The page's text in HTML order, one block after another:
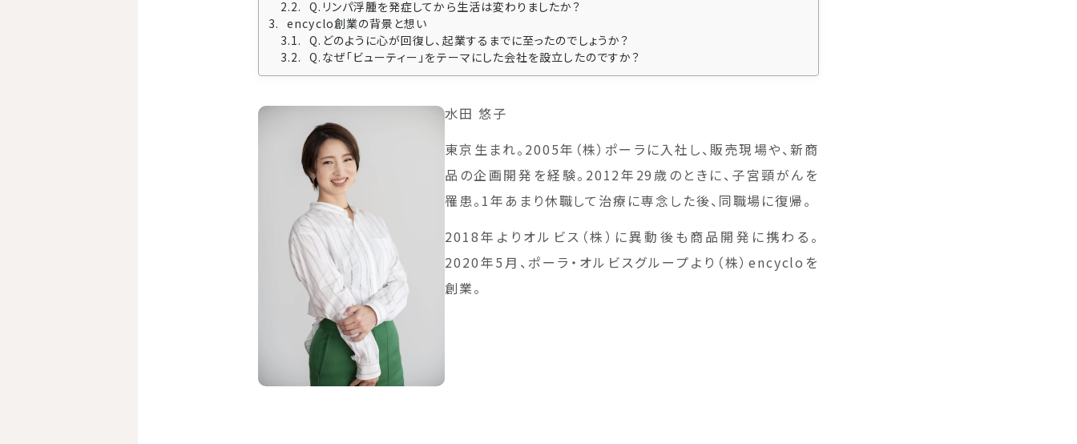
Q.リンパ浮腫を発症してから生活は変わりましたか？
encyclo創業の背景と想い
Q.どのように心が回復し、起業するまでに至ったのでしょうか？
Q.なぜ「ビューティー」をテーマにした会社を設立したのですか？
水田 悠子
東京生まれ。2005年（株）ポーラに入社し、販売現場や、新商
品の企画開発を経験。2012年29歳のときに、子宮頸がんを
罹患。1年あまり休職して治療に専念した後、同職場に復帰。
2018年よりオルビス（株）に異動後も商品開発に携わる。
2020年5月、ポーラ・オルビスグループより（株）encycloを
創業。